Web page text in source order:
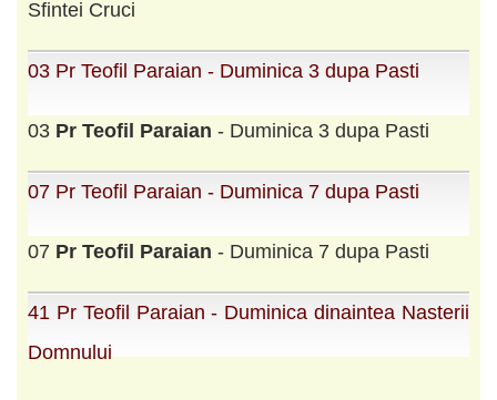
Sfintei Cruci
03 Pr Teofil Paraian - Duminica 3 dupa Pasti
03 Pr Teofil Paraian - Duminica 3 dupa Pasti
07 Pr Teofil Paraian - Duminica 7 dupa Pasti
07 Pr Teofil Paraian - Duminica 7 dupa Pasti
41 Pr Teofil Paraian - Duminica dinaintea Nasterii
Domnului